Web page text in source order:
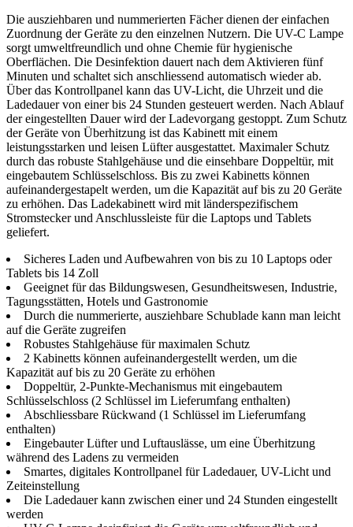
Die ausziehbaren und nummerierten Fächer dienen der einfachen
Zuordnung der Geräte zu den einzelnen Nutzern. Die UV-C Lampe
sorgt umweltfreundlich und ohne Chemie für hygienische
Oberflächen. Die Desinfektion dauert nach dem Aktivieren fünf
Minuten und schaltet sich anschliessend automatisch wieder ab.
Über das Kontrollpanel kann das UV-Licht, die Uhrzeit und die
Ladedauer von einer bis 24 Stunden gesteuert werden. Nach Ablauf
der eingestellten Dauer wird der Ladevorgang gestoppt. Zum Schutz
der Geräte von Überhitzung ist das Kabinett mit einem
leistungsstarken und leisen Lüfter ausgestattet. Maximaler Schutz
durch das robuste Stahlgehäuse und die einsehbare Doppeltür, mit
eingebautem Schlüsselschloss. Bis zu zwei Kabinetts können
aufeinandergestapelt werden, um die Kapazität auf bis zu 20 Geräte
zu erhöhen. Das Ladekabinett wird mit länderspezifischem
Stromstecker und Anschlussleiste für die Laptops und Tablets
geliefert.
Sicheres Laden und Aufbewahren von bis zu 10 Laptops oder
Tablets bis 14 Zoll
Geeignet für das Bildungswesen, Gesundheitswesen, Industrie,
Tagungsstätten, Hotels und Gastronomie
Durch die nummerierte, ausziehbare Schublade kann man leicht
auf die Geräte zugreifen
Robustes Stahlgehäuse für maximalen Schutz
2 Kabinetts können aufeinandergestellt werden, um die
Kapazität auf bis zu 20 Geräte zu erhöhen
Doppeltür, 2-Punkte-Mechanismus mit eingebautem
Schlüsselschloss (2 Schlüssel im Lieferumfang enthalten)
Abschliessbare Rückwand (1 Schlüssel im Lieferumfang
enthalten)
Eingebauter Lüfter und Luftauslässe, um eine Überhitzung
während des Ladens zu vermeiden
Smartes, digitales Kontrollpanel für Ladedauer, UV-Licht und
Zeiteinstellung
Die Ladedauer kann zwischen einer und 24 Stunden eingestellt
werden